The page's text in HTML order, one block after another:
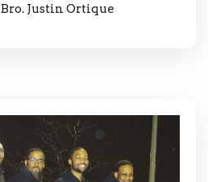
Bro. Justin Ortique